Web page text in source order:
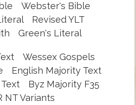
Webster's Bible
Revised YLT
Green's Literal
Wessex Gospels
English Majority Text
Byz Majority F35
NT Variants